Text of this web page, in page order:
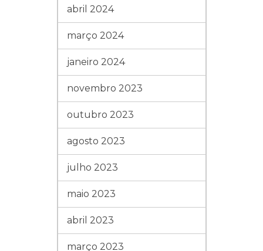
abril 2024
março 2024
janeiro 2024
novembro 2023
outubro 2023
agosto 2023
julho 2023
maio 2023
abril 2023
março 2023